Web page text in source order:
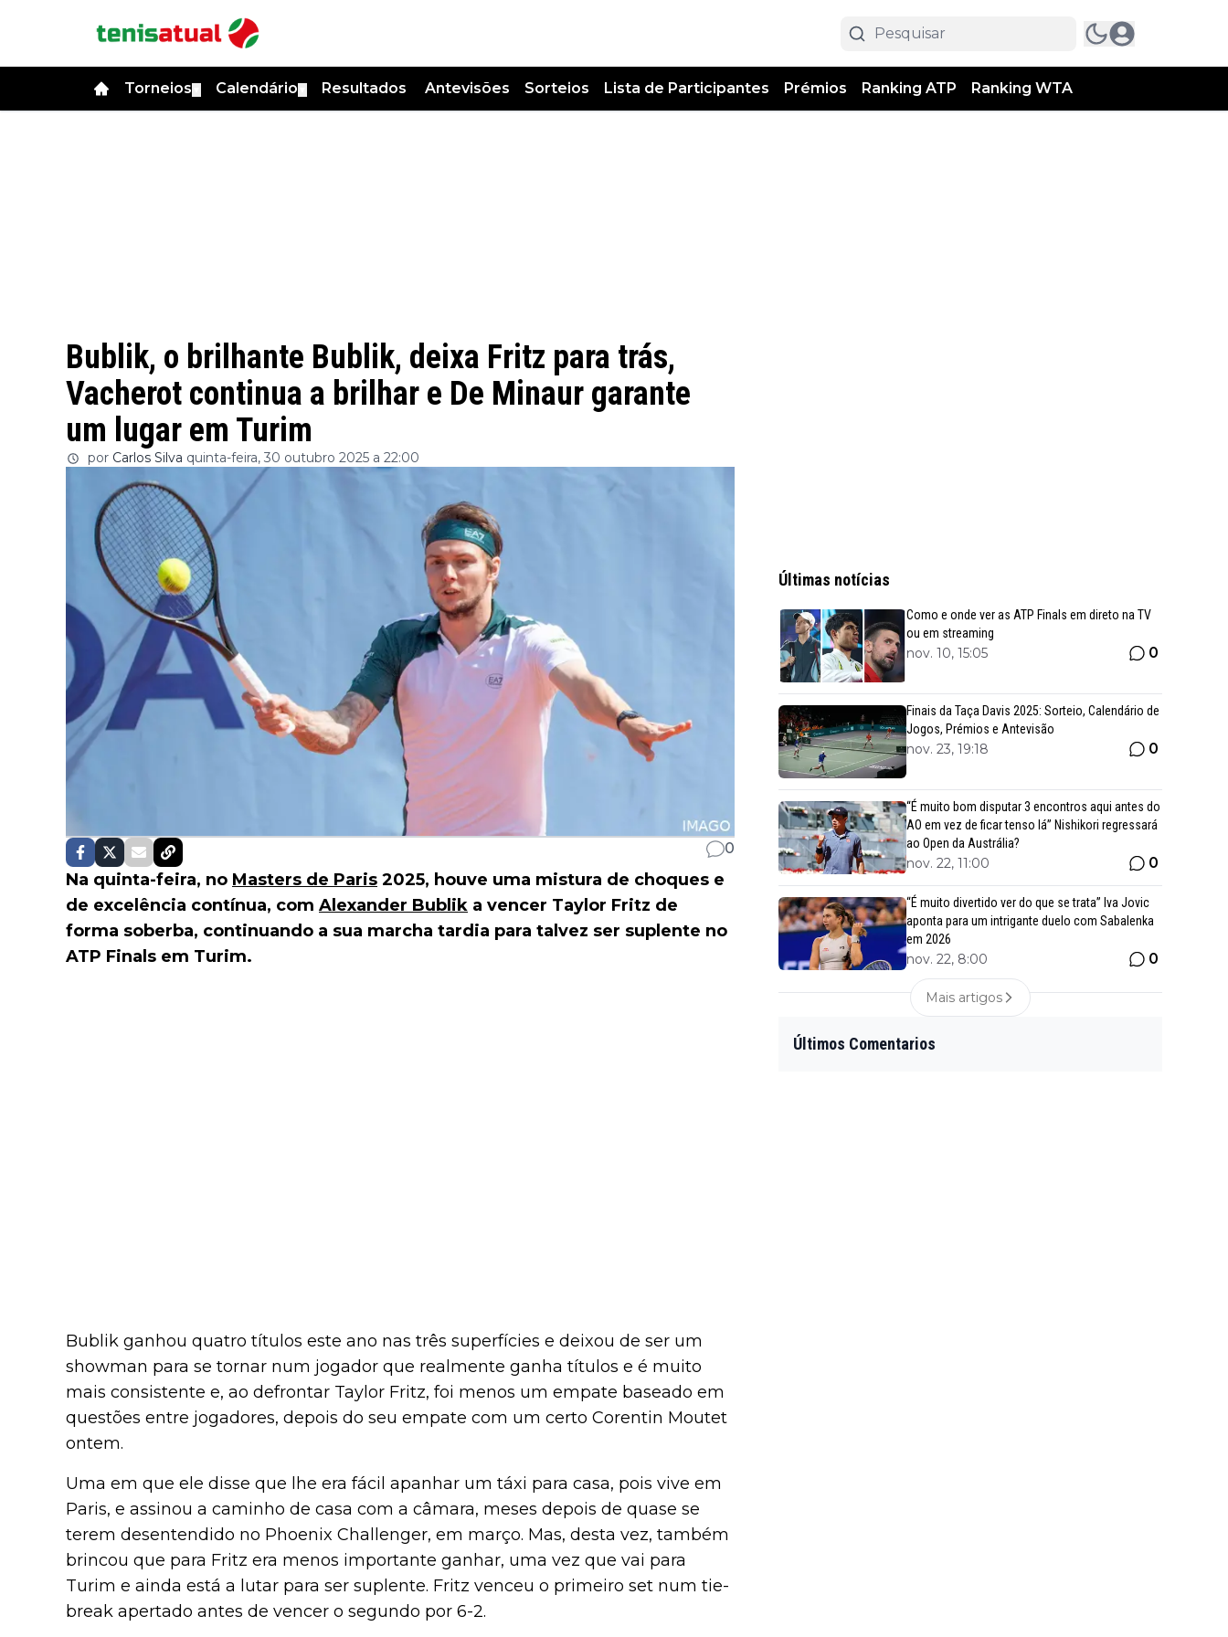
Torneios Calendário Resultados Antevisões Sorteios Lista de Participantes Prémios Ranking ATP Ranking WTA
Bublik, o brilhante Bublik, deixa Fritz para trás,
Vacherot continua a brilhar e De Minaur garante
um lugar em Turim
por Carlos Silva quinta-feira, 30 outubro 2025 a 22:00
0
Na quinta-feira, no Masters de Paris 2025, houve uma mistura de choques e
de excelência contínua, com Alexander Bublik a vencer Taylor Fritz de
forma soberba, continuando a sua marcha tardia para talvez ser suplente no
ATP Finals em Turim.
Bublik ganhou quatro títulos este ano nas três superfícies e deixou de ser um
showman para se tornar num jogador que realmente ganha títulos e é muito
mais consistente e, ao defrontar Taylor Fritz, foi menos um empate baseado em
questões entre jogadores, depois do seu empate com um certo Corentin Moutet
ontem.
Uma em que ele disse que lhe era fácil apanhar um táxi para casa, pois vive em
Paris, e assinou a caminho de casa com a câmara, meses depois de quase se
terem desentendido no Phoenix Challenger, em março. Mas, desta vez, também
brincou que para Fritz era menos importante ganhar, uma vez que vai para
Turim e ainda está a lutar para ser suplente. Fritz venceu o primeiro set num tie-
break apertado antes de vencer o segundo por 6-2.
Últimas notícias
Como e onde ver as ATP Finals em direto na TV
ou em streaming
nov. 10, 15:05 0
Finais da Taça Davis 2025: Sorteio, Calendário de
Jogos, Prémios e Antevisão
nov. 23, 19:18 0
“É muito bom disputar 3 encontros aqui antes do
AO em vez de ficar tenso lá” Nishikori regressará
ao Open da Austrália?
nov. 22, 11:00 0
“É muito divertido ver do que se trata” Iva Jovic
aponta para um intrigante duelo com Sabalenka
em 2026
nov. 22, 8:00 0
Mais artigos
Últimos Comentarios